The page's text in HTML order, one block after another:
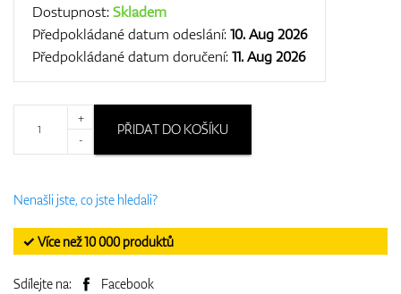
Dárkové poukazy
Dostupnost:Skladem
Předpokládané datum odeslání:10. Aug 2026
Předpokládané datum doručení:11. Aug 2026
+
-
PŘIDAT DO KOŠÍKU
Nenašli jste, co jste hledali?
✓ Více než 10 000 produktů
Sdílejte na: Facebook